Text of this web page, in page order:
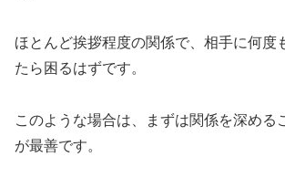
ほとんど挨拶程度の関係で、相手に何度
たら困るはずです。
このような場合は、まずは関係を深める
が最善です。